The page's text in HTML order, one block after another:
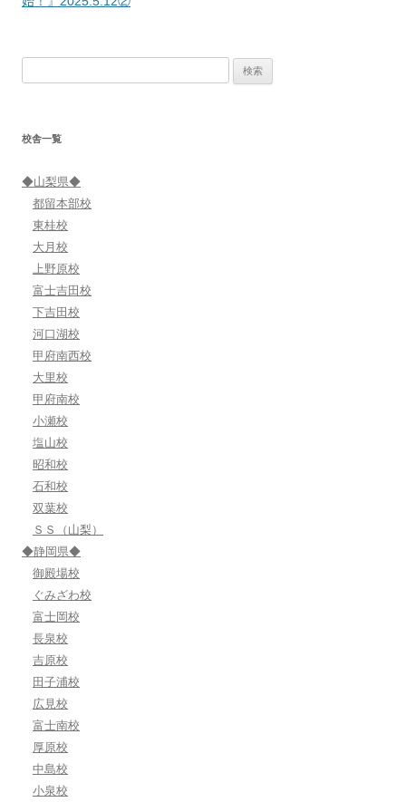
ン
校舎一覧
◆山梨県◆
都留本部校
東桂校
大月校
上野原校
富士吉田校
下吉田校
河口湖校
甲府南西校
大里校
甲府南校
小瀬校
塩山校
昭和校
石和校
双葉校
ＳＳ（山梨）
◆静岡県◆
御殿場校
ぐみざわ校
富士岡校
長泉校
吉原校
田子浦校
広見校
富士南校
厚原校
中島校
小泉校